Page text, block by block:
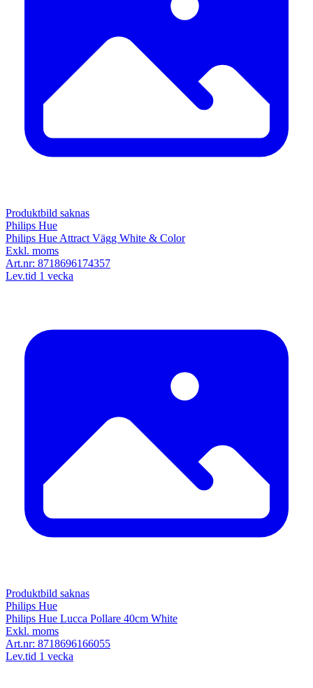
Produktbild saknas
Philips Hue
Philips Hue Attract Vägg White & Color
Exkl. moms
Art.nr: 8718696174357
Lev.tid 1 vecka
Produktbild saknas
Philips Hue
Philips Hue Lucca Pollare 40cm White
Exkl. moms
Art.nr: 8718696166055
Lev.tid 1 vecka